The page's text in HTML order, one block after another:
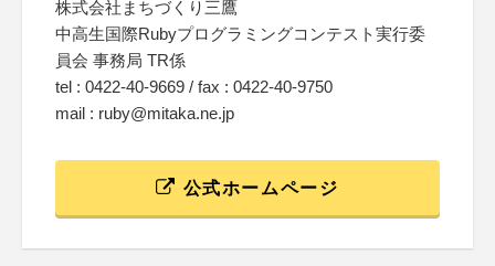
株式会社まちづくり三鷹
中高生国際Rubyプログラミングコンテスト実行委
員会 事務局 TR係
tel : 0422-40-9669 / fax : 0422-40-9750
mail : ruby@mitaka.ne.jp
公式ホームページ